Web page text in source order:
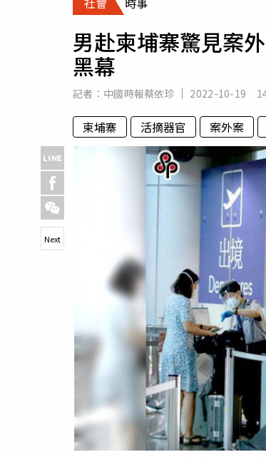
專
男赴柬埔寨驚見案
黑幕
記者： 中國時報蔡依珍 2022-10-19
柬埔寨 活摘器官 案外案
Next